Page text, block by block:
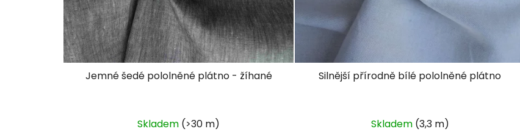
Jemné šedé pololněné plátno - žíhané
Skladem (>30 m)
Silnější přírodně bílé pololněné plátno
Skladem (3,3 m)